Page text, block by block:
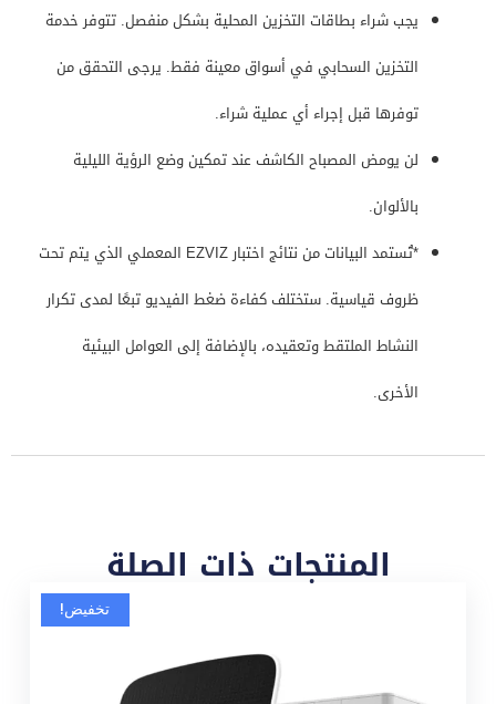
يجب شراء بطاقات التخزين المحلية بشكل منفصل. تتوفر خدمة
التخزين السحابي في أسواق معينة فقط. يرجى التحقق من
توفرها قبل إجراء أي عملية شراء.
لن يومض المصباح الكاشف عند تمكين وضع الرؤية الليلية
بالألوان.
*تُستمد البيانات من نتائج اختبار EZVIZ المعملي الذي يتم تحت
ظروف قياسية. ستختلف كفاءة ضغط الفيديو تبعًا لمدى تكرار
النشاط الملتقط وتعقيده، بالإضافة إلى العوامل البيئية
الأخرى.
المنتجات ذات الصلة
تخفيض!